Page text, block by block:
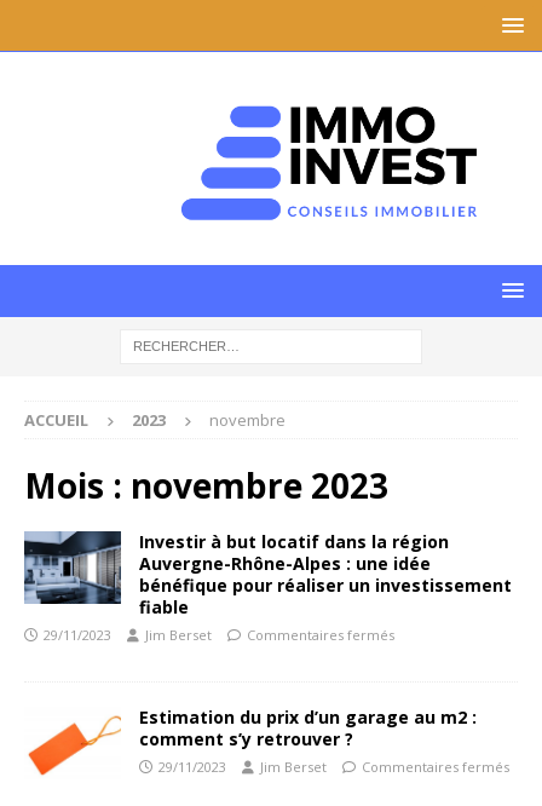
ACCUEIL 2023 novembre
Mois : novembre 2023
Investir à but locatif dans la région
Auvergne-Rhône-Alpes : une idée
bénéfique pour réaliser un investissement
fiable
29/11/2023 Jim Berset Commentaires fermés
Estimation du prix d’un garage au m2 :
comment s’y retrouver ?
29/11/2023 Jim Berset Commentaires fermés